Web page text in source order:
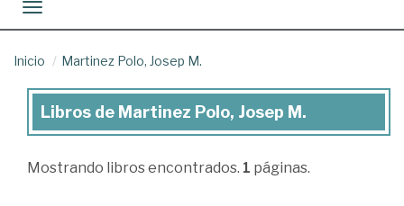
Toggle navigation
Inicio Martinez Polo, Josep M.
Libros
Martinez
Libros de Martinez Polo, Josep M.
Mostrando libros encontrados. 1 páginas.